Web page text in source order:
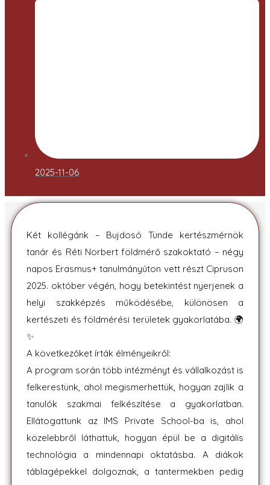
2025-11-06
Két kollégánk – Bujdosó Tünde kertészmérnök
tanár és Réti Norbert földmérő szakoktató – négy
napos Erasmus+ tanulmányúton vett részt Cipruson
2025. október végén, hogy betekintést nyerjenek a
helyi szakképzés működésébe, különösen a
kertészeti és földmérési területek gyakorlatába. 🌍
✨
A következőket írták élményeikről:
A program során több intézményt és vállalkozást is
felkerestünk, ahol megismerhettük, hogyan zajlik a
tanulók szakmai felkészítése a gyakorlatban.
Ellátogattunk az IMS Private School-ba is, ahol
közelebbről láthattuk, hogyan épül be a digitális
technológia a mindennapi oktatásba. A diákok
táblagépekkel dolgoznak, a tantermekben pedig